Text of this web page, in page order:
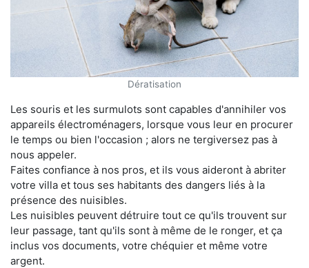
Dératisation
Les souris et les surmulots sont capables d'annihiler vos
appareils électroménagers, lorsque vous leur en procurer
le temps ou bien l'occasion ; alors ne tergiversez pas à
nous appeler.
Faites confiance à nos pros, et ils vous aideront à abriter
votre villa et tous ses habitants des dangers liés à la
présence des nuisibles.
Les nuisibles peuvent détruire tout ce qu'ils trouvent sur
leur passage, tant qu'ils sont à même de le ronger, et ça
inclus vos documents, votre chéquier et même votre
argent.